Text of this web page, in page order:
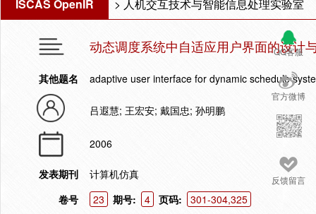
ISCAS OpenIR > 人机交互技术与智能信息处理实验室
QQ客服
官方微博
反馈留言
动态调度系统中自适应用户界面的设计
其他题名 adaptive user interface for dynamic schedule
吕遐慧; 王宏安; 戴国忠; 孙明鹏
2006
发表期刊
计算机仿真
卷号
23 期号: 4 页码:
301-304,325